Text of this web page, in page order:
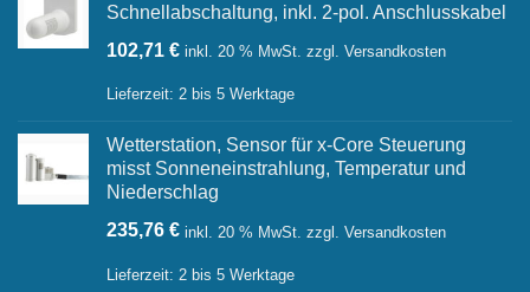
Schnellabschaltung, inkl. 2-pol. Anschlusskabel
102,71 € inkl. 20 % MwSt. zzgl. Versandkosten
Lieferzeit: 2 bis 5 Werktage
Wetterstation, Sensor für x-Core Steuerung
misst Sonneneinstrahlung, Temperatur und
Niederschlag
235,76 € inkl. 20 % MwSt. zzgl. Versandkosten
Lieferzeit: 2 bis 5 Werktage